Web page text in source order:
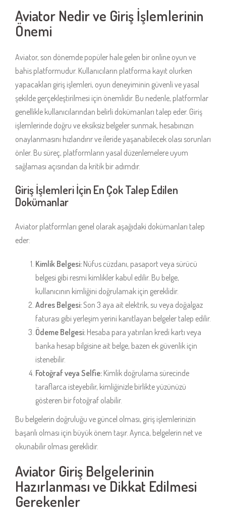
Aviator Nedir ve Giriş İşlemlerinin
Önemi
Aviator, son dönemde popüler hale gelen bir online oyun ve
bahis platformudur. Kullanıcıların platforma kayıt olurken
yapacakları giriş işlemleri, oyun deneyiminin güvenli ve yasal
şekilde gerçekleştirilmesi için önemlidir. Bu nedenle, platformlar
genellikle kullanıcılarından belirli dokümanları talep eder. Giriş
işlemlerinde doğru ve eksiksiz belgeler sunmak, hesabınızın
onaylanmasını hızlandırır ve ileride yaşanabilecek olası sorunları
önler. Bu süreç, platformların yasal düzenlemelere uyum
sağlaması açısından da kritik bir adımdır.
Giriş İşlemleri İçin En Çok Talep Edilen
Dokümanlar
Aviator platformları genel olarak aşağıdaki dokümanları talep
eder:
Kimlik Belgesi: Nüfus cüzdanı, pasaport veya sürücü
belgesi gibi resmi kimlikler kabul edilir. Bu belge,
kullanıcının kimliğini doğrulamak için gereklidir.
Adres Belgesi:Son 3 aya ait elektrik, su veya doğalgaz
faturası gibi yerleşim yerini kanıtlayan belgeler talep edilir.
Ödeme Belgesi: Hesaba para yatırılan kredi kartı veya
banka hesap bilgisine ait belge, bazen ek güvenlik için
istenebilir.
Fotoğraf veya Selfie: Kimlik doğrulama sürecinde
taraflarca isteyebilir, kimliğinizle birlikte yüzünüzü
gösteren bir fotoğraf olabilir.
Bu belgelerin doğruluğu ve güncel olması, giriş işlemlerinizin
başarılı olması için büyük önem taşır. Ayrıca, belgelerin net ve
okunabilir olması gereklidir.
Aviator Giriş Belgelerinin
Hazırlanması ve Dikkat Edilmesi
Gerekenler